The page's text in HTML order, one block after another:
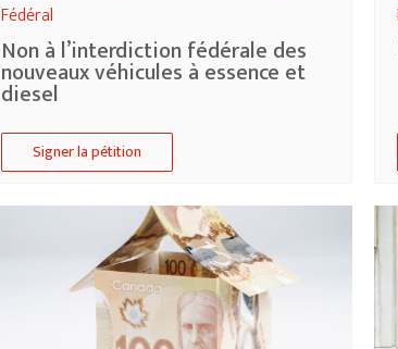
Fédéral
Non à l’interdiction fédérale des
nouveaux véhicules à essence et
diesel
Signer la pétition